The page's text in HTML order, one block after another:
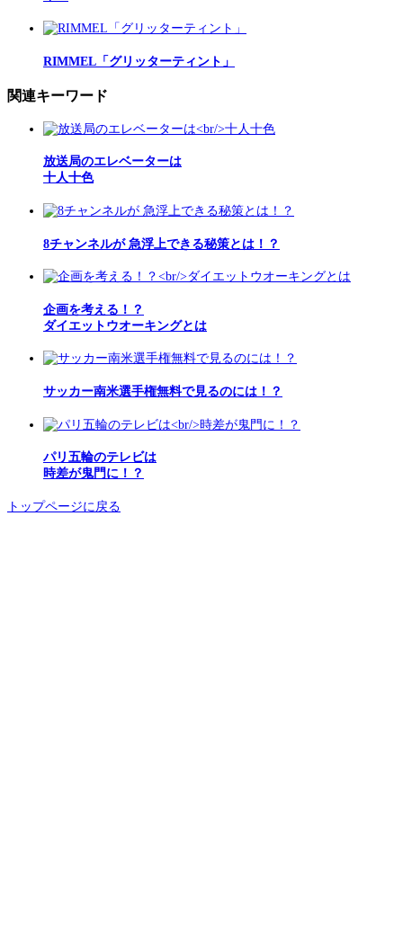
RIMMEL「グリッターティント」
関連キーワード
放送局のエレベーターは
十人十色
8チャンネルが 急浮上できる秘策とは！？
企画を考える！？
ダイエットウオーキングとは
サッカー南米選手権無料で見るのには！？
パリ五輪のテレビは
時差が鬼門に！？
トップページに戻る